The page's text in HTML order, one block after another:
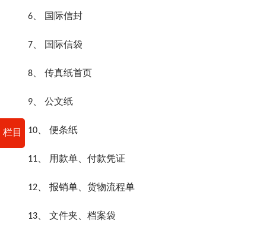
栏目
6、 国际信封
7、 国际信袋
8、 传真纸首页
9、 公文纸
10、 便条纸
11、 用款单、付款凭证
12、 报销单、货物流程单
13、 文件夹、档案袋